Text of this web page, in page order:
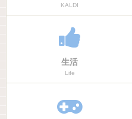
KALDI
生活
Life